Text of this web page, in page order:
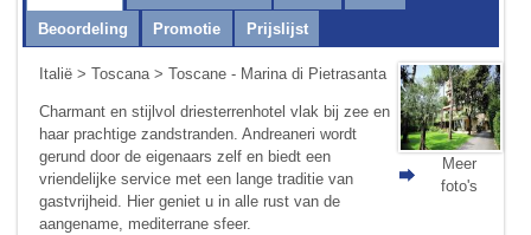
Beoordeling Promotie Prijslijst
Italië >Toscana> Toscane - Marina di Pietrasanta
Charmant en stijlvol driesterrenhotel vlak bij zee en
haar prachtige zandstranden. Andreaneri wordt
gerund door de eigenaars zelf en biedt een
vriendelijke service met een lange traditie van
gastvrijheid. Hier geniet u in alle rust van de
aangename, mediterrane sfeer.
Meer
foto's